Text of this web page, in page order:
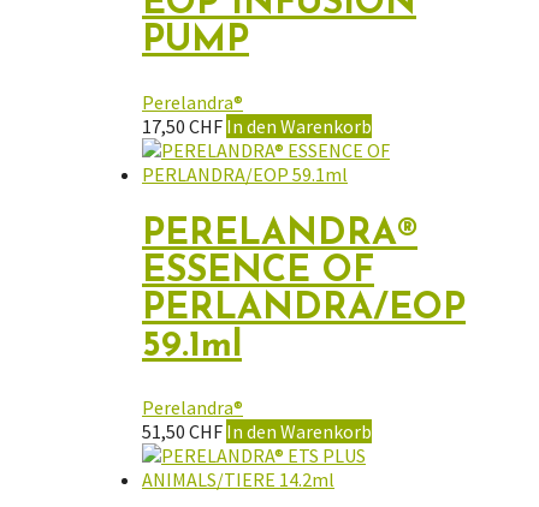
PUMP
Perelandra®
17,50 CHF In den Warenkorb
PERELANDRA®
ESSENCE OF
PERLANDRA/EOP
59.1ml
Perelandra®
51,50 CHF In den Warenkorb